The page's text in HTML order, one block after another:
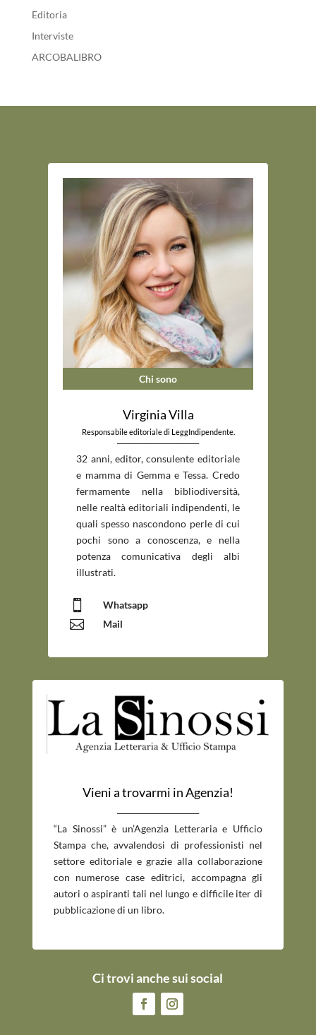
Editoria
Interviste
ARCOBALIBRO
Chi sono
Virginia Villa
Responsabile editoriale di LeggIndipendente.
32 anni, editor, consulente editoriale
e mamma di Gemma e Tessa. Credo
fermamente nella bibliodiversità,
nelle realtà editoriali indipendenti, le
quali spesso nascondono perle di cui
pochi sono a conoscenza, e nella
potenza comunicativa degli albi
illustrati.
 Whatsapp
 Mail
Vieni a trovarmi in Agenzia!
“La Sinossi” è un’Agenzia Letteraria e Ufficio
Stampa che, avvalendosi di professionisti nel
settore editoriale e grazie alla collaborazione
con numerose case editrici, accompagna gli
autori o aspiranti tali nel lungo e difficile iter di
pubblicazione di un libro.
Ci trovi anche sui social